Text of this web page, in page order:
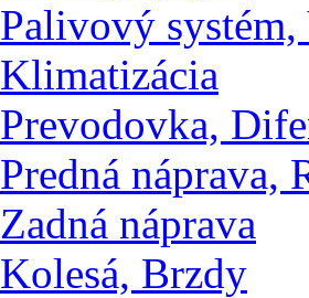
Palivový
Klimatizácia
Prevodovka,
Predná náprava,
Zadná náprava
Kolesá, Brzdy